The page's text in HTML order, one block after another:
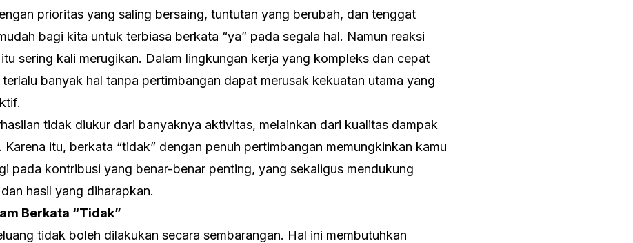
prioritas yang saling bersaing, tuntutan yang berubah, dan tenggat
bagi kita untuk terbiasa berkata “ya” pada segala hal. Namun reaksi
sering kali merugikan. Dalam lingkungan kerja yang kompleks dan cepat
banyak hal tanpa pertimbangan dapat merusak kekuatan utama yang
tidak diukur dari banyaknya aktivitas, melainkan dari kualitas dampak
itu, berkata “tidak” dengan penuh pertimbangan memungkinkan kamu
pada kontribusi yang benar-benar penting, yang sekaligus mendukung
hasil yang diharapkan.
Berkata “Tidak”
tidak boleh dilakukan secara sembarangan. Hal ini membutuhkan